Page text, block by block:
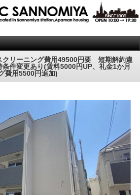
リーニング費用49500円要 短期解約違
件変更あり(賃料5000円UP、礼金1か月
費用5500円追加)